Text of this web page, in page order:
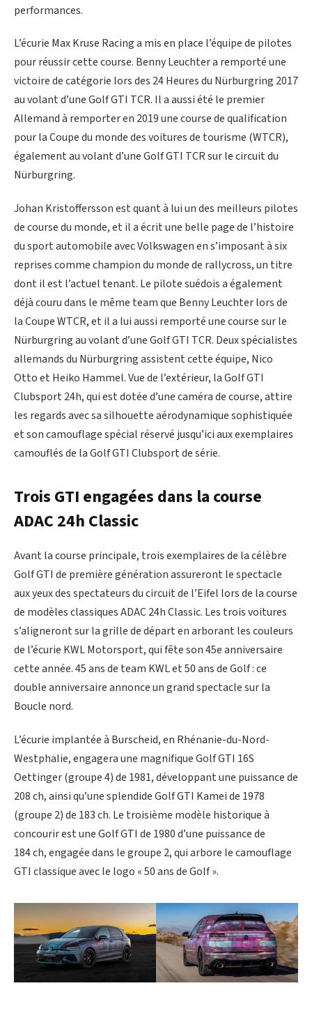
performances.
L’écurie Max Kruse Racing a mis en place l’équipe de pilotes
pour réussir cette course. Benny Leuchter a remporté une
victoire de catégorie lors des 24 Heures du Nürburgring 2017
au volant d’une Golf GTI TCR. Il a aussi été le premier
Allemand à remporter en 2019 une course de qualification
pour la Coupe du monde des voitures de tourisme (WTCR),
également au volant d’une Golf GTI TCR sur le circuit du
Nürburgring.
Johan Kristoffersson est quant à lui un des meilleurs pilotes
de course du monde, et il a écrit une belle page de l’histoire
du sport automobile avec Volkswagen en s’imposant à six
reprises comme champion du monde de rallycross, un titre
dont il est l’actuel tenant. Le pilote suédois a également
déjà couru dans le même team que Benny Leuchter lors de
la Coupe WTCR, et il a lui aussi remporté une course sur le
Nürburgring au volant d’une Golf GTI TCR. Deux spécialistes
allemands du Nürburgring assistent cette équipe, Nico
Otto et Heiko Hammel. Vue de l’extérieur, la Golf GTI
Clubsport 24h, qui est dotée d’une caméra de course, attire
les regards avec sa silhouette aérodynamique sophistiquée
et son camouflage spécial réservé jusqu’ici aux exemplaires
camouflés de la Golf GTI Clubsport de série.
Trois GTI engagées dans la course
ADAC 24h Classic
Avant la course principale, trois exemplaires de la célèbre
Golf GTI de première génération assureront le spectacle
aux yeux des spectateurs du circuit de l’Eifel lors de la course
de modèles classiques ADAC 24h Classic. Les trois voitures
s’aligneront sur la grille de départ en arborant les couleurs
de l’écurie KWL Motorsport, qui fête son 45e anniversaire
cette année. 45 ans de team KWL et 50 ans de Golf : ce
double anniversaire annonce un grand spectacle sur la
Boucle nord.
L’écurie implantée à Burscheid, en Rhénanie-du-Nord-
Westphalie, engagera une magnifique Golf GTI 16S
Oettinger (groupe 4) de 1981, développant une puissance de
208 ch, ainsi qu’une splendide Golf GTI Kamei de 1978
(groupe 2) de 183 ch. Le troisième modèle historique à
concourir est une Golf GTI de 1980 d’une puissance de
184 ch, engagée dans le groupe 2, qui arbore le camouflage
GTI classique avec le logo « 50 ans de Golf ».